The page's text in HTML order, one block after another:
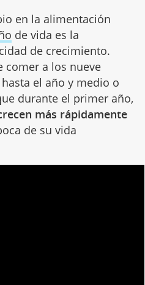
en la alimentación
de vida es la
de crecimiento.
comer a los nueve
el año y medio o
durante el primer año,
más rápidamente
de su vida